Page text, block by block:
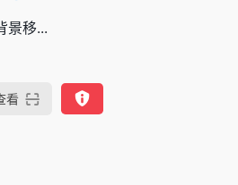
景移...
看